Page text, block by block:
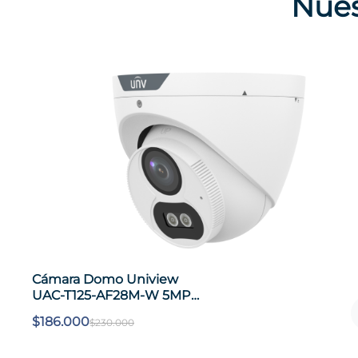
Cámara Bala Uniview UAC-
B112-F28-X 2MP IR Exterior
IP67 TVI/AHD/CVI/CVBS
$130.000
$86.000